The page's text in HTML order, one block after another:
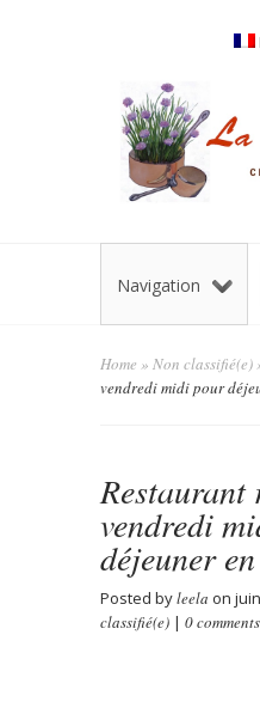
Navigation
Home » Non classifié(e)
vendredi midi pour
Restaurant
vendredi
déjeuner
Posted byleela on
classifié(e) | 0 comments